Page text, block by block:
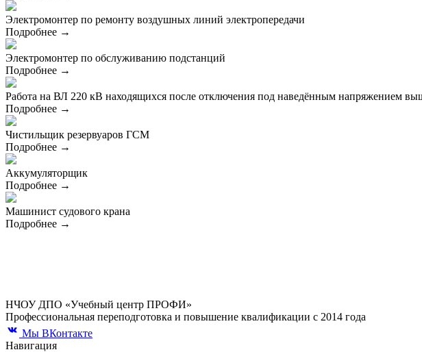
Электромонтер по ремонту воздушных линий электропередачи
Подробнее →
Электромонтер по обслуживанию подстанций
Подробнее →
Работа на ВЛ 220 кВ находящихся после отключения под наведённым напряжением
Подробнее →
Чистильщик резервуаров ГСМ
Подробнее →
Аккумуляторщик
Подробнее →
Машинист судового крана
Подробнее →
НЧОУ ДПО «Учебный центр ПРОФИ»
Профессиональная переподготовка и повышение квалификации с 2014 года
Мы ВКонтакте
Навигация